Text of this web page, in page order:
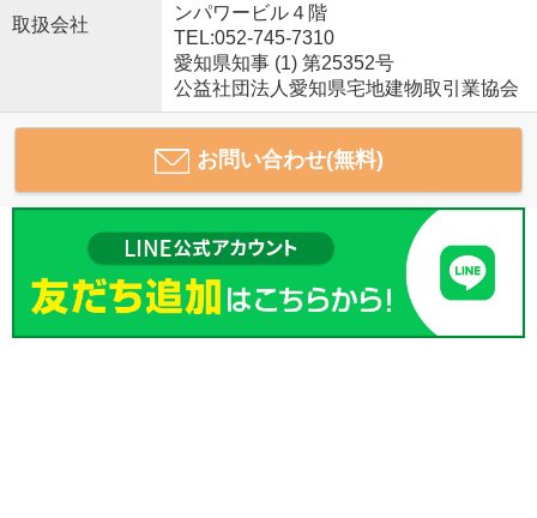
取扱会社
ンパワービル４階
TEL:052-745-7310
愛知県知事 (1) 第25352号
公益社団法人愛知県宅地建物取引業協会
お問い合わせ(無料)